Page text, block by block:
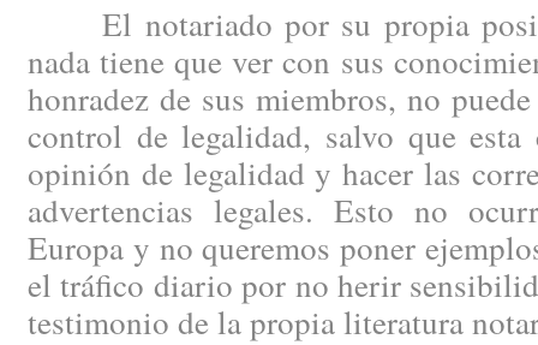
El notariado por su propia
nada tiene que ver con sus
honradez de sus miembros, no
control de legalidad, salvo que
opinión de legalidad y hacer las
advertencias legales. Esto no
Europa y no queremos poner
el tráfico diario por no herir
testimonio de la propia literatura